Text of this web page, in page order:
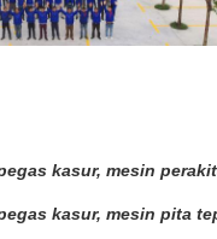
kasur, mesin
kasur, mesin pita